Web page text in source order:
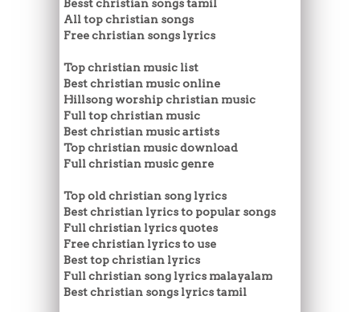
Besst christian songs tamil
All top christian songs
Free christian songs lyrics
Top christian music list
Best christian music online
Hillsong worship christian music
Full top christian music
Best christian music artists
Top christian music download
Full christian music genre
Top old christian song lyrics
Best christian lyrics to popular songs
Full christian lyrics quotes
Free christian lyrics to use
Best top christian lyrics
Full christian song lyrics malayalam
Best christian songs lyrics tamil